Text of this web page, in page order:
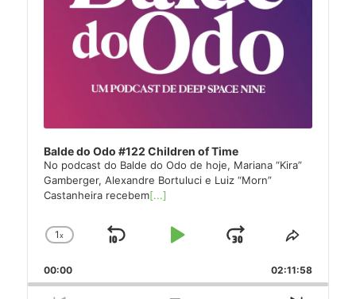
Balde do Odo #122 Children of Time
No podcast do Balde do Odo de hoje, Mariana “Kira”
Gamberger, Alexandre Bortuluci e Luiz “Morn”
Castanheira recebem[...]
Change
Rate
1x
Skip
Play
Jump
Forward
Share
Episode
00:00 02:11:58